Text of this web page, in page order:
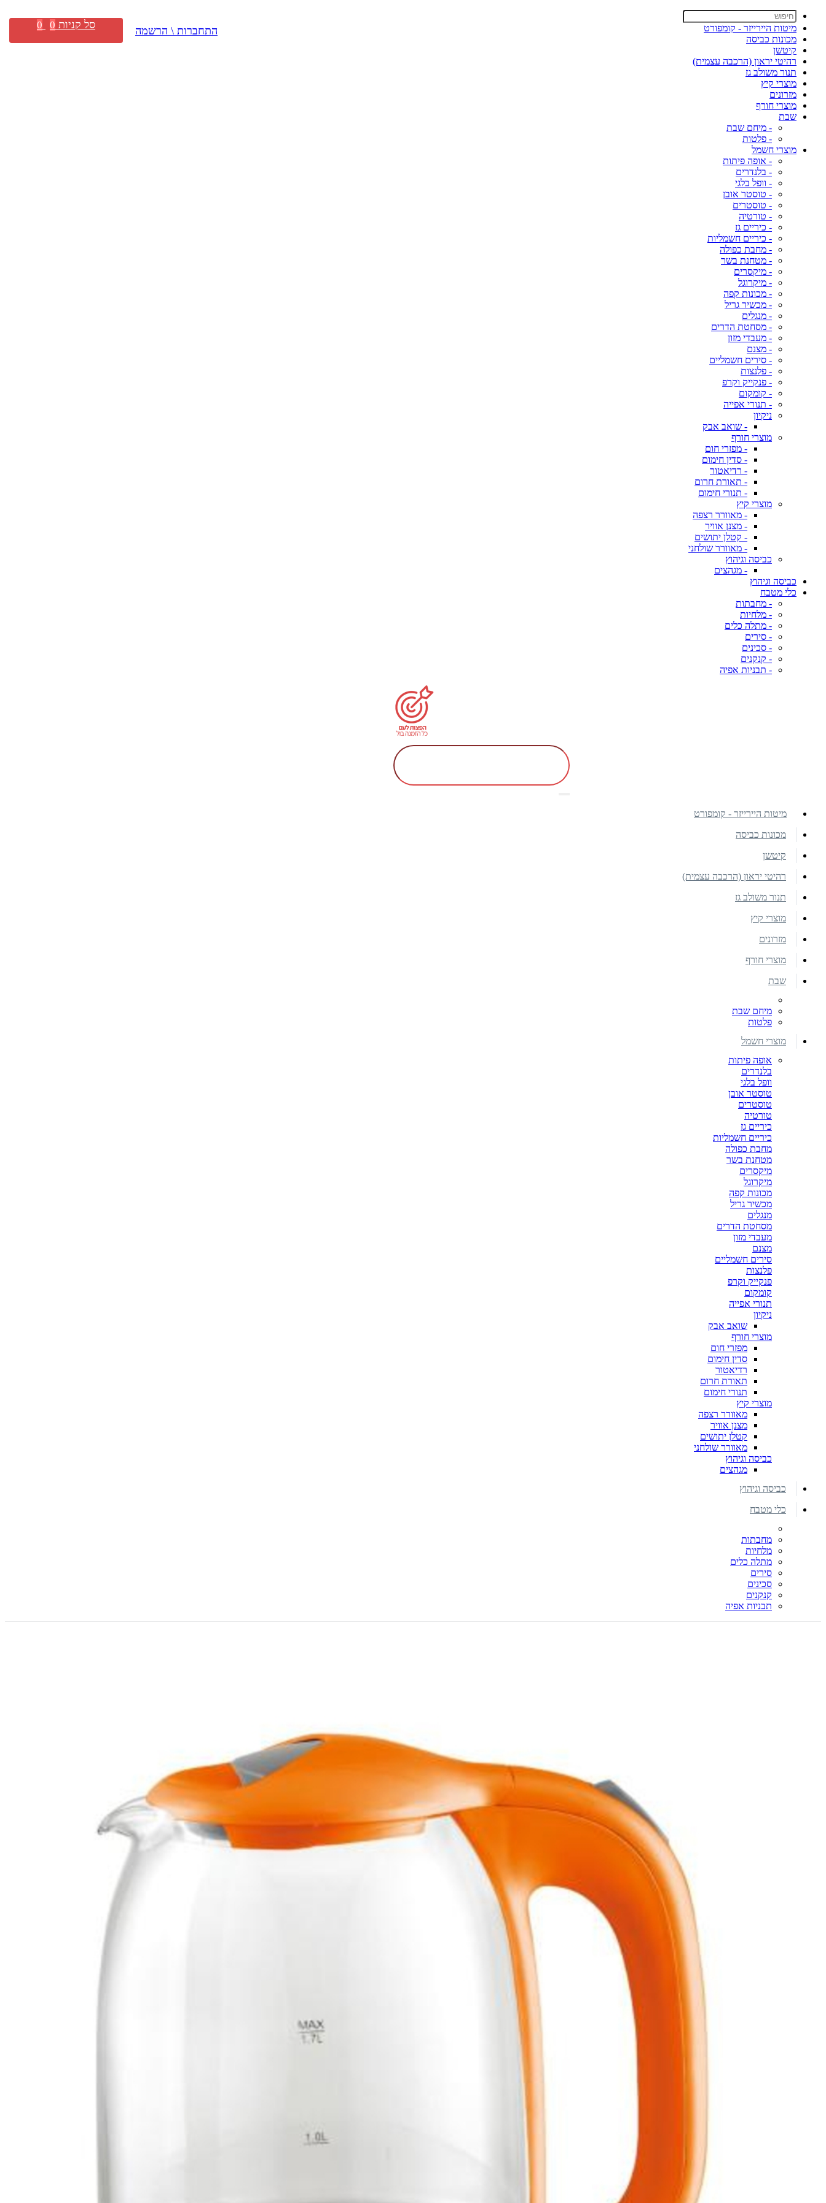
מיטות היירייזר - קומפורט
מכונות כביסה
קיטשן
רהיטי יראון (הרכבה עצמית)
תנור משולב גז
מוצרי קיץ
מזרונים
מוצרי חורף
שבת
- מיחם שבת
- פלטות
מוצרי חשמל
- אופה פיתות
- בלנדרים
- וופל בלגי
- טוסטר אובן
- טוסטרים
- טורטיה
- כיריים גז
- כיריים חשמליות
- מחבת כפולה
- מטחנת בשר
- מיקסרים
- מיקרוגל
- מכונות קפה
- מכשיר גריל
- מנגלים
- מסחטת הדרים
- מעבדי מזון
- מצנם
- סירים חשמליים
- פלנצות
- פנקייק וקרפ
- קומקום
- תנורי אפייה
ניקיון
- שואב אבק
מוצרי חורף
- מפזרי חום
- סדין חימום
- רדיאטור
- תאורת חרום
- תנורי חימום
מוצרי קיץ
- מאוורר רצפה
- מצנן אוויר
- קטלן יתושים
- מאוורר שולחני
כביסה וגיהוץ
- מגהצים
כביסה וגיהוץ
כלי מטבח
- מחבתות
- מלחיות
- מתלה כלים
- סירים
- סכינים
- קנקנים
- תבניות אפיה
התחברות \ הרשמה סל קניות 0
0
מיטות היירייזר - קומפורט
מכונות כביסה
קיטשן
רהיטי יראון (הרכבה עצמית)
תנור משולב גז
מוצרי קיץ
מזרונים
מוצרי חורף
שבת
מיחם שבת
פלטות
מוצרי חשמל
אופה פיתות
בלנדרים
וופל בלגי
טוסטר אובן
טוסטרים
טורטיה
כיריים גז
כיריים חשמליות
מחבת כפולה
מטחנת בשר
מיקסרים
מיקרוגל
מכונות קפה
מכשיר גריל
מנגלים
מסחטת הדרים
מעבדי מזון
מצנם
סירים חשמליים
פלנצות
פנקייק וקרפ
קומקום
תנורי אפייה
ניקיון
שואב אבק
מוצרי חורף
מפזרי חום
סדין חימום
רדיאטור
תאורת חרום
תנורי חימום
מוצרי קיץ
מאוורר רצפה
מצנן אוויר
קטלן יתושים
מאוורר שולחני
כביסה וגיהוץ
מגהצים
כביסה וגיהוץ
כלי מטבח
מחבתות
מלחיות
מתלה כלים
סירים
סכינים
קנקנים
תבניות אפיה